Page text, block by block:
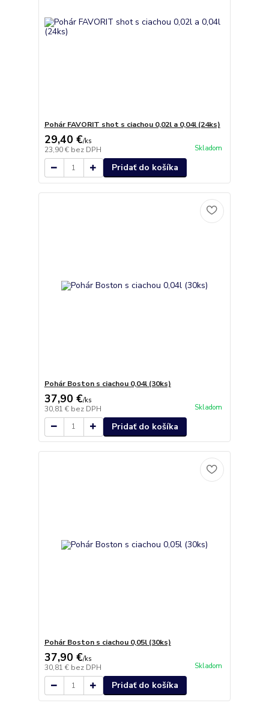
Pohár FAVORIT shot s ciachou 0,02l a 0,04l (24ks)
29,40 €/ks
23,90 € bez DPH Skladom
Pridať do košíka
Pohár Boston s ciachou 0,04l (30ks)
37,90 €/ks
30,81 € bez DPH Skladom
Pridať do košíka
Pohár Boston s ciachou 0,05l (30ks)
37,90 €/ks
30,81 € bez DPH Skladom
Pridať do košíka